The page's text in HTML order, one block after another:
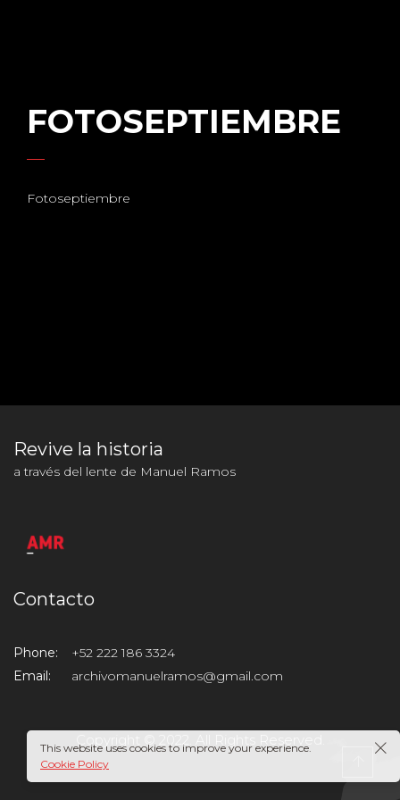
FOTOSEPTIEMBRE
Fotoseptiembre
Revive la historia
a través del lente de Manuel Ramos
Contacto
Phone:
+52 222 186 3324
Email:
archivomanuelramos@gmail.com
This website uses cookies to improve your experience.
Cookie Policy